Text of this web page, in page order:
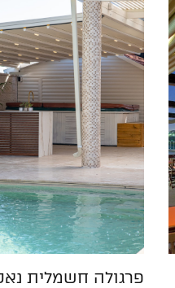
פרגולה חשמלית